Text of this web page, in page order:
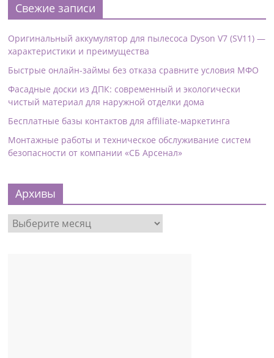
Свежие записи
Оригинальный аккумулятор для пылесоса Dyson V7 (SV11) —
характеристики и преимущества
Быстрые онлайн-займы без отказа сравните условия МФО
Фасадные доски из ДПК: современный и экологически
чистый материал для наружной отделки дома
Бесплатные базы контактов для affiliate-маркетинга
Монтажные работы и техническое обслуживание систем
безопасности от компании «СБ Арсенал»
Архивы